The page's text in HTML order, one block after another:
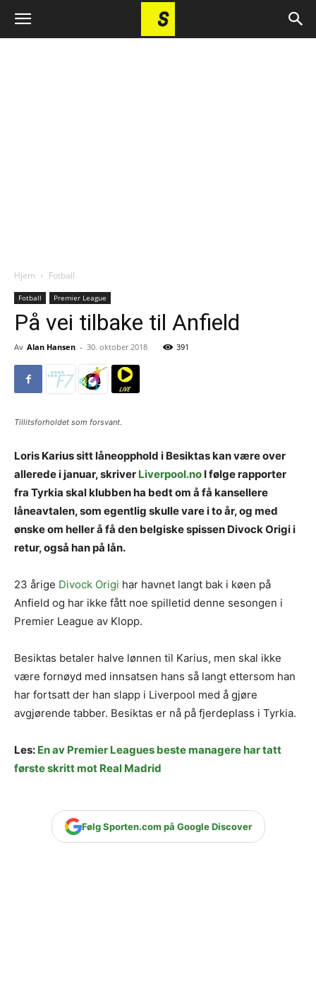
Hjem Fotball
Fotball Premier League
På vei tilbake til Anfield
Av Alan Hansen - 30. oktober 2018 391
Tillitsforholdet som forsvant.
Loris Karius sitt låneopphold i Besiktas kan være over
allerede i januar, skriver Liverpool.no I følge rapporter
fra Tyrkia skal klubben ha bedt om å få kansellere
låneavtalen, som egentlig skulle vare i to år, og med
ønske om heller å få den belgiske spissen Divock Origi i
retur, også han på lån.
23 årige Divock Origi har havnet langt bak i køen på
Anfield og har ikke fått noe spilletid denne sesongen i
Premier League av Klopp.
Besiktas betaler halve lønnen til Karius, men skal ikke
være fornøyd med innsatsen hans så langt ettersom han
har fortsatt der han slapp i Liverpool med å gjøre
avgjørende tabber. Besiktas er nå på fjerdeplass i Tyrkia.
Les: En av Premier Leagues beste managere har tatt
første skritt mot Real Madrid
Følg Sporten.com på Google Discover